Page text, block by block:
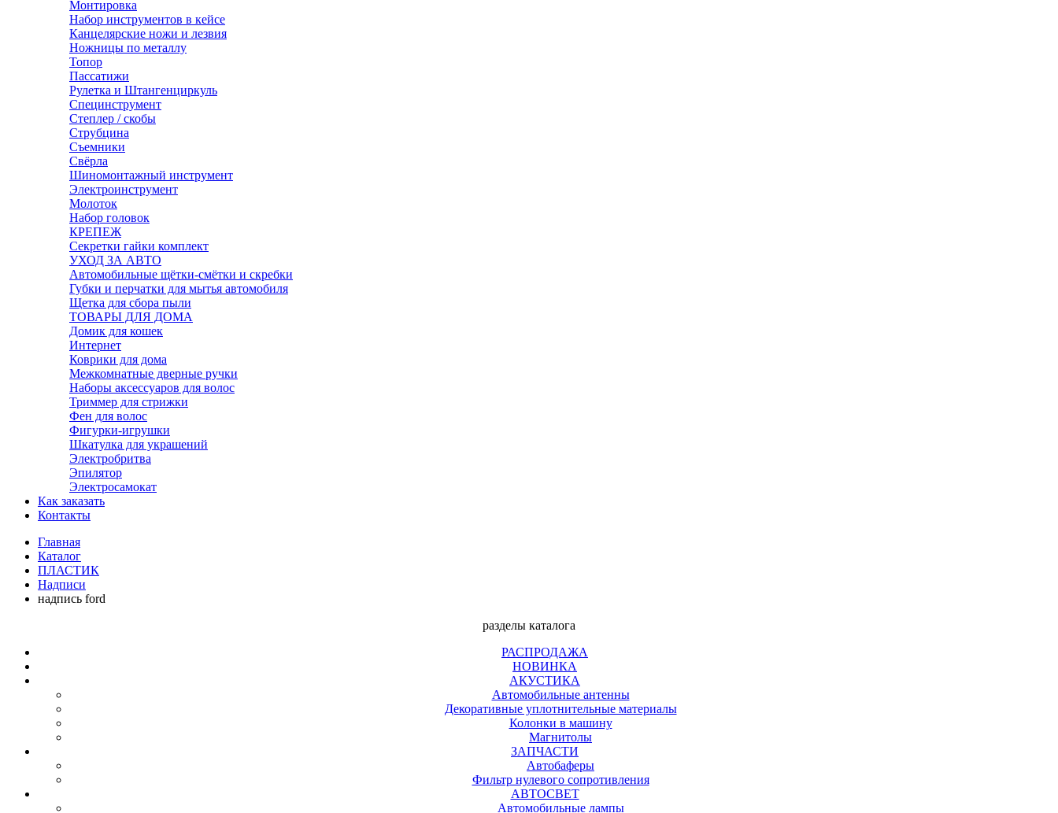
Монтировка
Набор инструментов в кейсе
Канцелярские ножи и лезвия
Ножницы по металлу
Топор
Пассатижи
Рулетка и Штангенциркуль
Специнструмент
Степлер / скобы
Струбцина
Съемники
Свёрла
Шиномонтажный инструмент
Электроинструмент
Молоток
Набор головок
КРЕПЕЖ
Секретки гайки комплект
УХОД ЗА АВТО
Автомобильные щётки-смётки и скребки
Губки и перчатки для мытья автомобиля
Щетка для сбора пыли
ТОВАРЫ ДЛЯ ДОМА
Домик для кошек
Интернет
Коврики для дома
Межкомнатные дверные ручки
Наборы аксессуаров для волос
Триммер для стрижки
Фен для волос
Фигурки-игрушки
Шкатулка для украшений
Электробритва
Эпилятор
Электросамокат
Как заказать
Контакты
Главная
Каталог
ПЛАСТИК
Надписи
надпись ford
разделы каталога
РАСПРОДАЖА
НОВИНКА
АКУСТИКА
Автомобильные антенны
Декоративные уплотнительные материалы
Колонки в машину
Магнитолы
ЗАПЧАСТИ
Автобаферы
Фильтр нулевого сопротивления
АВТОСВЕТ
Автомобильные лампы